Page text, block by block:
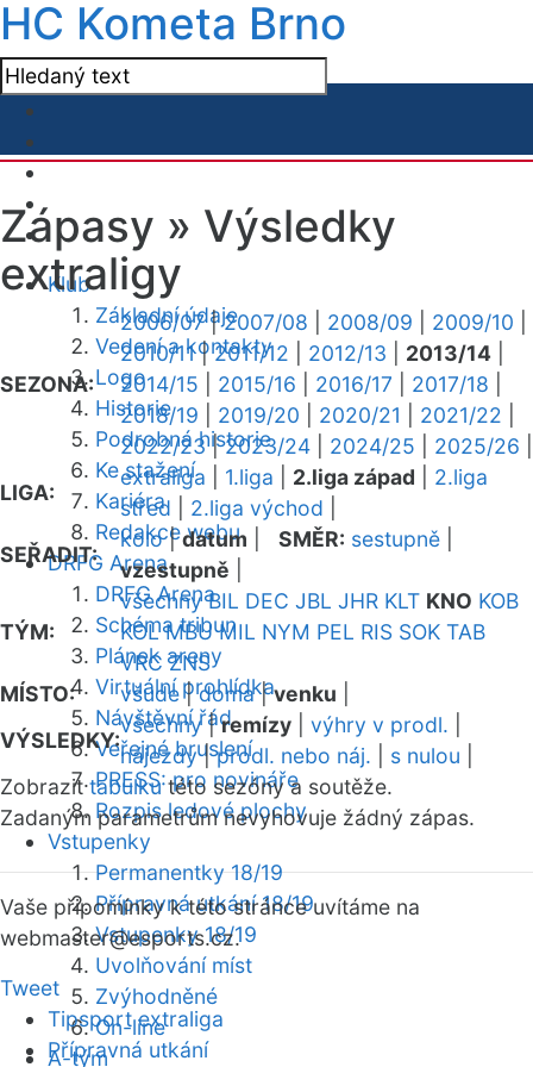
HC Kometa Brno
Klub
Základní údaje
Vedení a kontakty
Logo
Historie
Podrobná historie
Ke stažení
Kariéra
Redakce webu
DRFG Arena
DRFG Arena
Schéma tribun
Plánek areny
Virtuální prohlídka
Návštěvní řád
Veřejné bruslení
PRESS: pro novináře
Rozpis ledové plochy
Vstupenky
Permanentky 18/19
Přípravná utkání 18/19
Vstupenky 18/19
Uvolňování míst
Zvýhodněné
On-line
A-tým
Zápasy » Výsledky
extraligy
SEZONA:
2006/07|2007/08 2008/09 2009/10
2010/11|2011/12 2012/13 2013/14
2014/15
2015/16 2016/17 2017/18
2018/19
2019/20 2020/21 2021/22
2022/23|2023/24 2024/25 2025/26
LIGA:
extraliga 1.liga 2.liga západ
2.liga
střed
2.liga východ
SEŘADIT:
kolo|datum SMĚR: sestupně
vzestupně
TÝM:
všechny BIL DEC JBL JHR KLT KNO KOB
KOL MBU MIL NYM PEL RIS SOK TAB
VRC ZNS
MÍSTO:
všude|doma|venku
VÝSLEDKY:
všechny|remízy výhry v prodl.
nájezdy|prodl. nebo náj. s nulou
Zobrazittabulkutéto sezóny a soutěže.
Zadaným parametrům nevyhovuje žádný zápas.
Vaše připomínky k této stránce uvítáme na
webmaster@esports.cz.
Tweet
Tipsport extraliga
Přípravná utkání